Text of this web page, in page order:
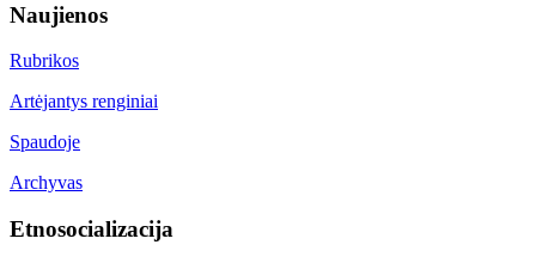
Naujienos
Rubrikos
Artėjantys renginiai
Spaudoje
Archyvas
Etnosocializacija